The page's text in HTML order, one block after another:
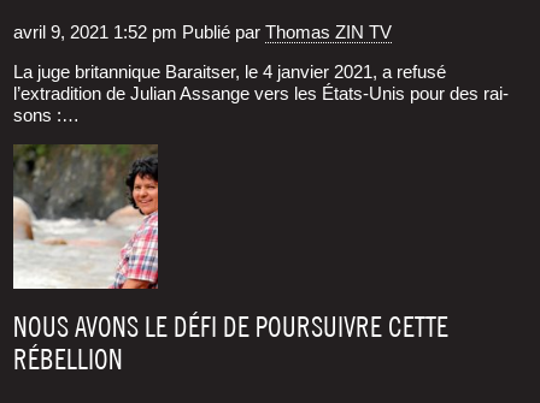
avril 9, 2021 1:52 pm Publié parThomas ZIN TV
La juge bri­tan­nique Barait­ser, le 4 jan­vier 2021, a refu­sé
l’extradition de Julian Assange vers les États-Unis pour des rai­
sons :…
NOUS AVONS LE DÉFI DE POURSUIVRE CETTE
RÉBELLION